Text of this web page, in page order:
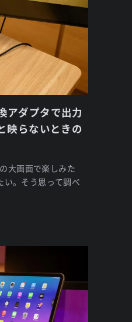
アダプタで出力
映らないときの
大画面で楽しみた
い。そう思って調べ